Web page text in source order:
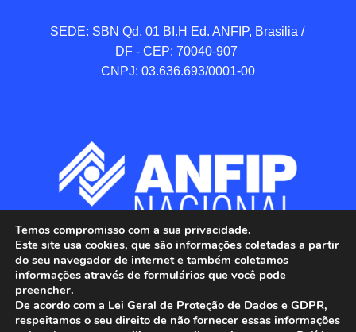
SEDE: SBN Qd. 01 BI.H Ed. ANFIP, Brasilia /
DF - CEP: 70040-907
CNPJ: 03.636.693/0001-00
Temos compromisso com a sua privacidade.
Este site usa cookies, que são informações coletadas a partir
do seu navegador de internet e também coletamos
informações através de formulários que você pode
preencher.
De acordo com a Lei Geral de Proteção de Dados e GDPR,
respeitamos o seu direito de não fornecer essas informações